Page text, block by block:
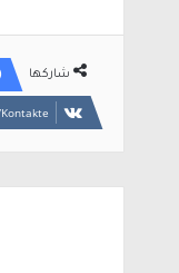
شاركها